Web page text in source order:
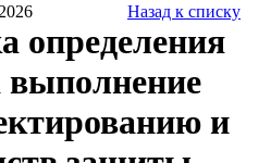
Назад к списку
определения
выполнение
и